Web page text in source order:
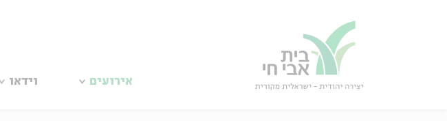
אירועים וידאו